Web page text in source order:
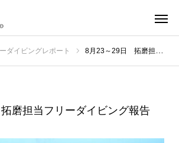
ダイビングレポート 8月23～29日 拓磨担当フリーダイビング報告
磨担当フリーダイビング報告